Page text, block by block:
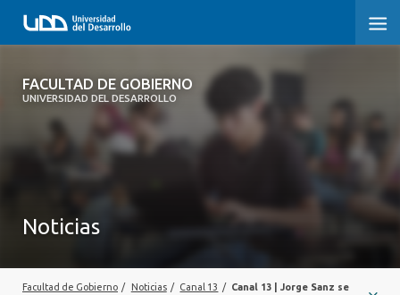
FACULTAD DE GOBIERNO
UNIVERSIDAD DEL DESARROLLO
FACULTAD DE GOBIERNO
EXTENSIÓN
Noticias
Facultad de Gobierno / Noticias / Canal 13 /
Canal 13 | Jorge Sanz se